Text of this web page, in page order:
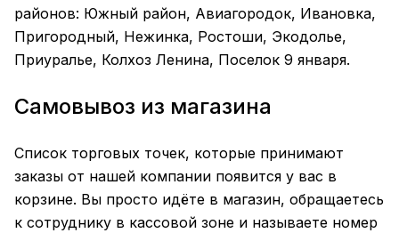
районов: Южный район, Авиагородок, Ивановка,
Пригородный, Нежинка, Ростоши, Экодолье,
Приуралье, Колхоз Ленина, Поселок 9 января.
Самовывоз из магазина
Список торговых точек, которые принимают
заказы от нашей компании появится у вас в
корзине. Вы просто идёте в магазин, обращаетесь
к сотруднику в кассовой зоне и называете номер